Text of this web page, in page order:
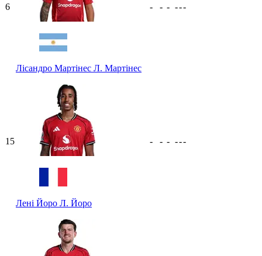
6
Лісандро Мартінес Л. Мартінес
- - - ---
15
Лені Йоро Л. Йоро
- - - ---